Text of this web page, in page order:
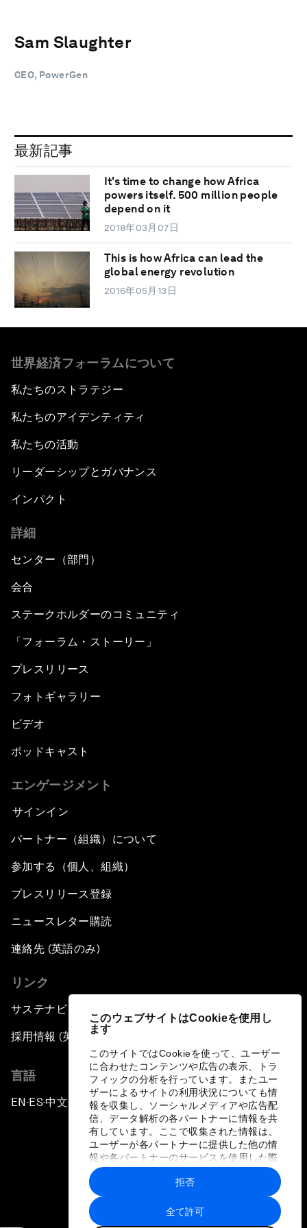
このウェブサイトはCookieを使用し
ます
このサイトではCookieを使って、ユーザー
に合わせたコンテンツや広告の表示、トラ
フィックの分析を行っています。またユー
ザーによるサイトの利用状況についても情
報を収集し、ソーシャルメディアや広告配
信、データ解析の各パートナーに情報を共
有しています。ここで収集された情報は、
ユーザーが各パートナーに提供した他の情
報や各パートナーのサービスを使用した際
に収集された情報と組み合わされ、各パー
トナーによって使用されることがありま
す。
全て許可
拒否
Sam Slaughter
CEO, PowerGen
最新記事
It's time to change how Africa
powers itself. 500 million people
depend on it
2018年03月07日
This is how Africa can lead the
global energy revolution
2016年05月13日
世界経済フォーラムについて
私たちのストラテジー
私たちのアイデンティティ
私たちの活動
リーダーシップとガバナンス
インパクト
詳細
センター（部門）
会合
ステークホルダーのコミュニティ
「フォーラム・ストーリー」
プレスリリース
フォトギャラリー
ビデオ
ポッドキャスト
エンゲージメント
サインイン
パートナー（組織）について
参加する（個人、組織）
プレスリリース登録
ニュースレター購読
連絡先 (英語のみ)
リンク
サステナビリティへの取り組み
採用情報 (英語のみ)
言語
EN ▪ES▪中文▪ 日本語
プライバシーポリシーと利用規約
サイトマップ